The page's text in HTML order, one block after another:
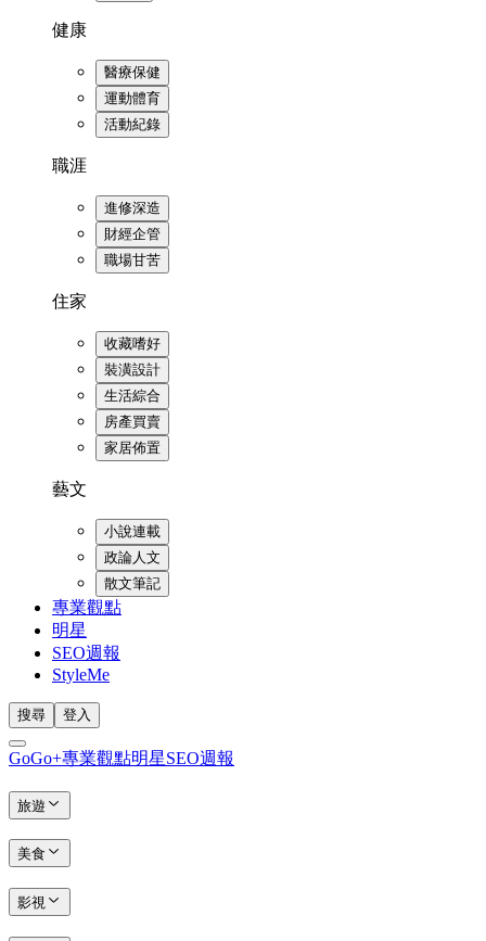
健康
醫療保健
運動體育
活動紀錄
職涯
進修深造
財經企管
職場甘苦
住家
收藏嗜好
裝潢設計
生活綜合
房產買賣
家居佈置
藝文
小說連載
政論人文
散文筆記
專業觀點
明星
SEO週報
StyleMe
搜尋 登入
GoGo+專業觀點明星SEO週報
旅遊
美食
影視